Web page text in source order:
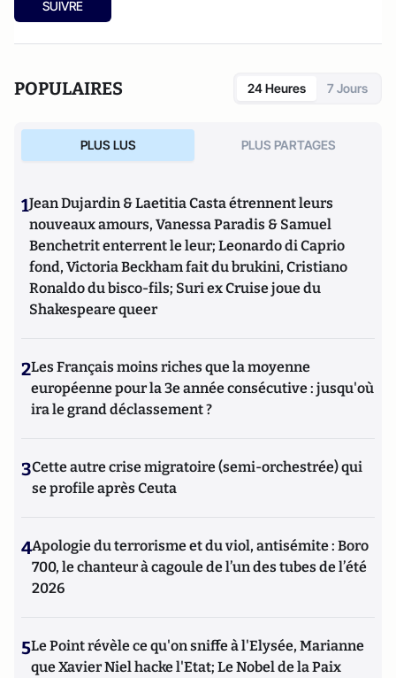
SUIVRE
POPULAIRES 24 Heures 7 Jours
PLUS LUS PLUS PARTAGES
1Jean Dujardin & Laetitia Casta étrennent leurs
nouveaux amours, Vanessa Paradis & Samuel
Benchetrit enterrent le leur; Leonardo di Caprio
fond, Victoria Beckham fait du brukini, Cristiano
Ronaldo du bisco-fils; Suri ex Cruise joue du
Shakespeare queer
2Les Français moins riches que la moyenne
européenne pour la 3e année consécutive : jusqu'où
ira le grand déclassement ?
3Cette autre crise migratoire (semi-orchestrée) qui
se profile après Ceuta
4Apologie du terrorisme et du viol, antisémite : Boro
700, le chanteur à cagoule de l’un des tubes de l’été
2026
5Le Point révèle ce qu'on sniffe à l'Elysée, Marianne
que Xavier Niel hacke l'Etat; Le Nobel de la Paix